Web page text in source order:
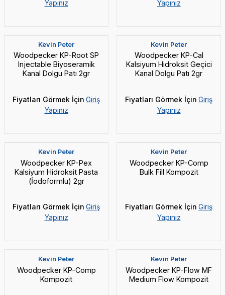
Yapınız
Yapınız
Kevin Peter
Woodpecker KP-Root SP
Injectable Biyoseramik
Kanal Dolgu Patı 2gr
Fiyatları Görmek İçin Giriş
Yapınız
Kevin Peter
Woodpecker KP-Cal
Kalsiyum Hidroksit Geçici
Kanal Dolgu Patı 2gr
Fiyatları Görmek İçin Giriş
Yapınız
Kevin Peter
⁠Woodpecker KP-Pex
Kalsiyum Hidroksit Pasta
(İodoformlu) 2gr
Fiyatları Görmek İçin Giriş
Yapınız
Kevin Peter
Woodpecker KP-Comp
Bulk Fill Kompozit
Fiyatları Görmek İçin Giriş
Yapınız
Kevin Peter
Woodpecker KP-Comp
Kompozit
Kevin Peter
Woodpecker KP-Flow MF
Medium Flow Kompozit